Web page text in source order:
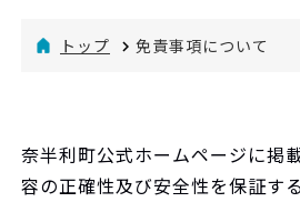
トップ 免責事項について
奈半利町公式ホームページに掲
容の正確性及び安全性を保証す